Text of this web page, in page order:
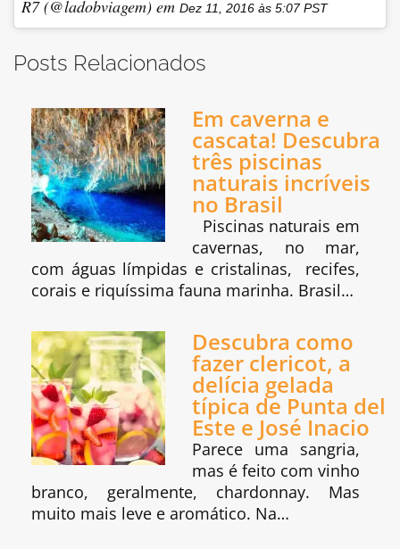
R7 (@ladobviagem) em Dez 11, 2016 às 5:07 PST
Posts Relacionados
Em caverna e
cascata! Descubra
três piscinas
naturais incríveis
no Brasil
Piscinas naturais em
cavernas, no mar,
com águas límpidas e cristalinas, recifes,
corais e riquíssima fauna marinha. Brasil…
Descubra como
fazer clericot, a
delícia gelada
típica de Punta del
Este e José Inacio
Parece uma sangria,
mas é feito com vinho
branco, geralmente, chardonnay. Mas
muito mais leve e aromático. Na…